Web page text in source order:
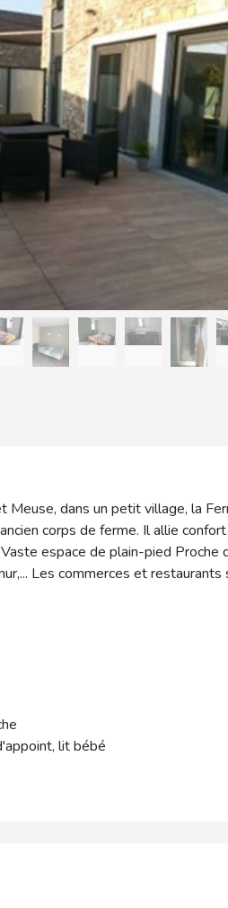
dans un petit village, la
corps de ferme. Il allie
espace de plain-pied Proche
Les commerces et
lit bébé